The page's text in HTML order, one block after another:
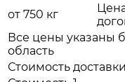
от 750 кг
Все цены указаны
область
Стоимость